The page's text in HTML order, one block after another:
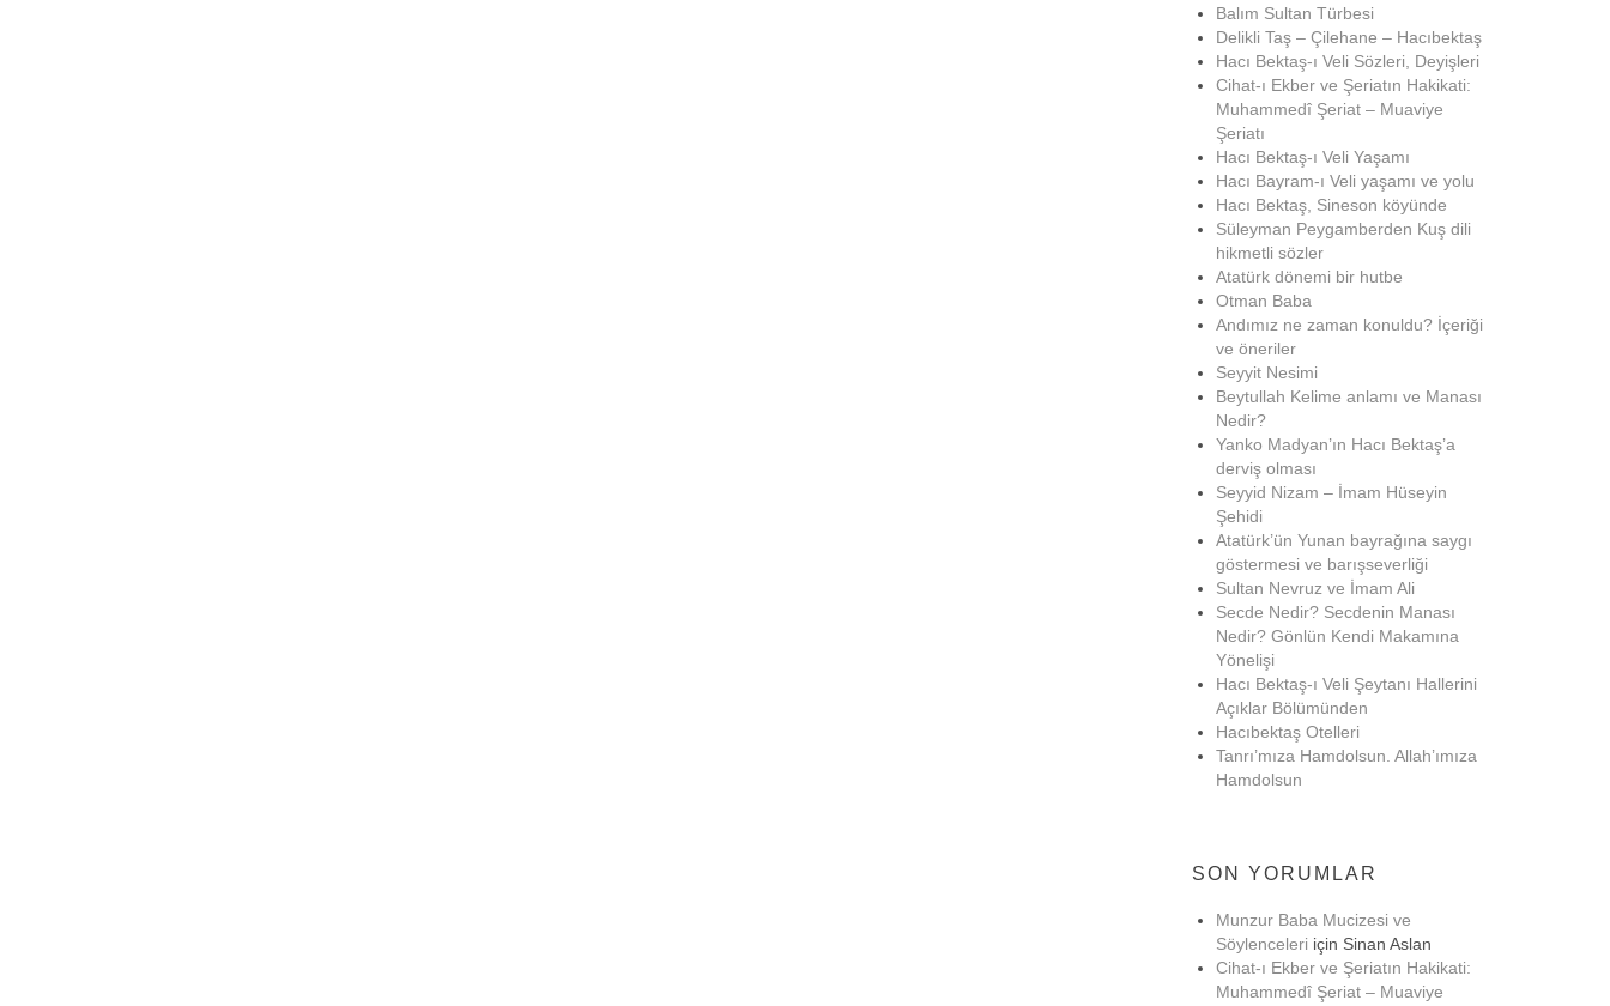
Balım Sultan Türbesi
Delikli Taş – Çilehane – Hacıbektaş
Hacı Bektaş-ı Veli Sözleri, Deyişleri
Cihat-ı Ekber ve Şeriatın Hakikati:
Muhammedî Şeriat – Muaviye
Şeriatı
Hacı Bektaş-ı Veli Yaşamı
Hacı Bayram-ı Veli yaşamı ve yolu
Hacı Bektaş, Sineson köyünde
Süleyman Peygamberden Kuş dili
hikmetli sözler
Atatürk dönemi bir hutbe
Otman Baba
Andımız ne zaman konuldu? İçeriği
ve öneriler
Seyyit Nesimi
Beytullah Kelime anlamı ve Manası
Nedir?
Yanko Madyan’ın Hacı Bektaş’a
derviş olması
Seyyid Nizam – İmam Hüseyin
Şehidi
Atatürk’ün Yunan bayrağına saygı
göstermesi ve barışseverliği
Sultan Nevruz ve İmam Ali
Secde Nedir? Secdenin Manası
Nedir? Gönlün Kendi Makamına
Yönelişi
Hacı Bektaş-ı Veli Şeytanı Hallerini
Açıklar Bölümünden
Hacıbektaş Otelleri
Tanrı’mıza Hamdolsun. Allah’ımıza
Hamdolsun
SON YORUMLAR
Munzur Baba Mucizesi ve
Söylenceleri için Sinan Aslan
Cihat-ı Ekber ve Şeriatın Hakikati:
Muhammedî Şeriat – Muaviye